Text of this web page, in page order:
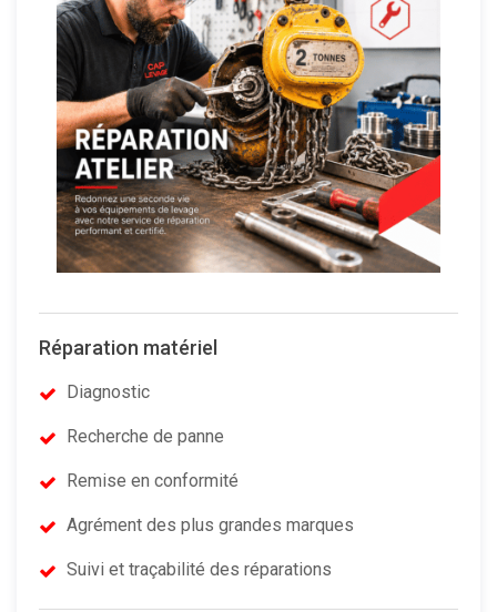
Réparation matériel
Diagnostic
Recherche de panne
Remise en conformité
Agrément des plus grandes marques
Suivi et traçabilité des réparations